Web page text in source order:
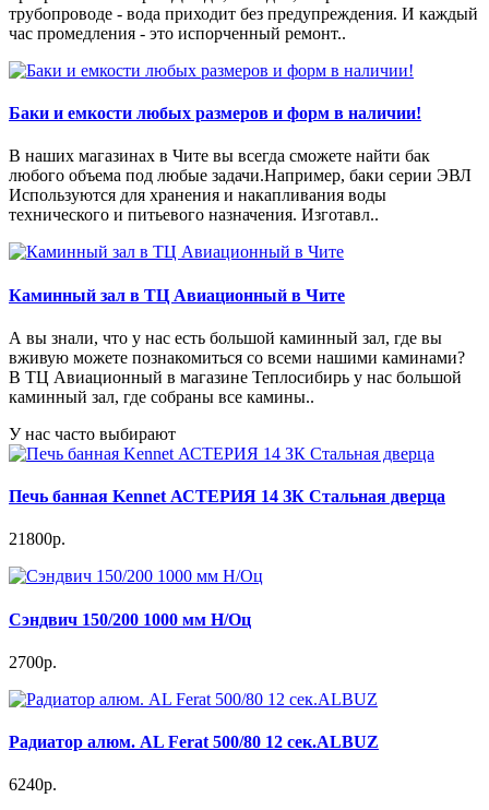
трубопроводе - вода приходит без предупреждения. И каждый
час промедления - это испорченный ремонт..
Баки и емкости любых размеров и форм в наличии!
В наших магазинах в Чите вы всегда сможете найти бак
любого объема под любые задачи.Например, баки серии ЭВЛ
Используются для хранения и накапливания воды
технического и питьевого назначения. Изготавл..
Каминный зал в ТЦ Авиационный в Чите
А вы знали, что у нас есть большой каминный зал, где вы
вживую можете познакомиться со всеми нашими каминами?
В ТЦ Авиационный в магазине Теплосибирь у нас большой
каминный зал, где собраны все камины..
У нас часто выбирают
Печь банная Kennet АСТЕРИЯ 14 ЗК Стальная дверца
21800р.
Сэндвич 150/200 1000 мм Н/Оц
2700р.
Радиатор алюм. AL Ferat 500/80 12 сек.ALBUZ
6240р.